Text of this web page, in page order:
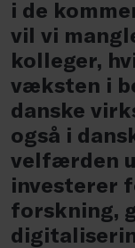
i de
vil vi
kolleger,
væksten i
danske
også i
velfærden
investerer
forskning,